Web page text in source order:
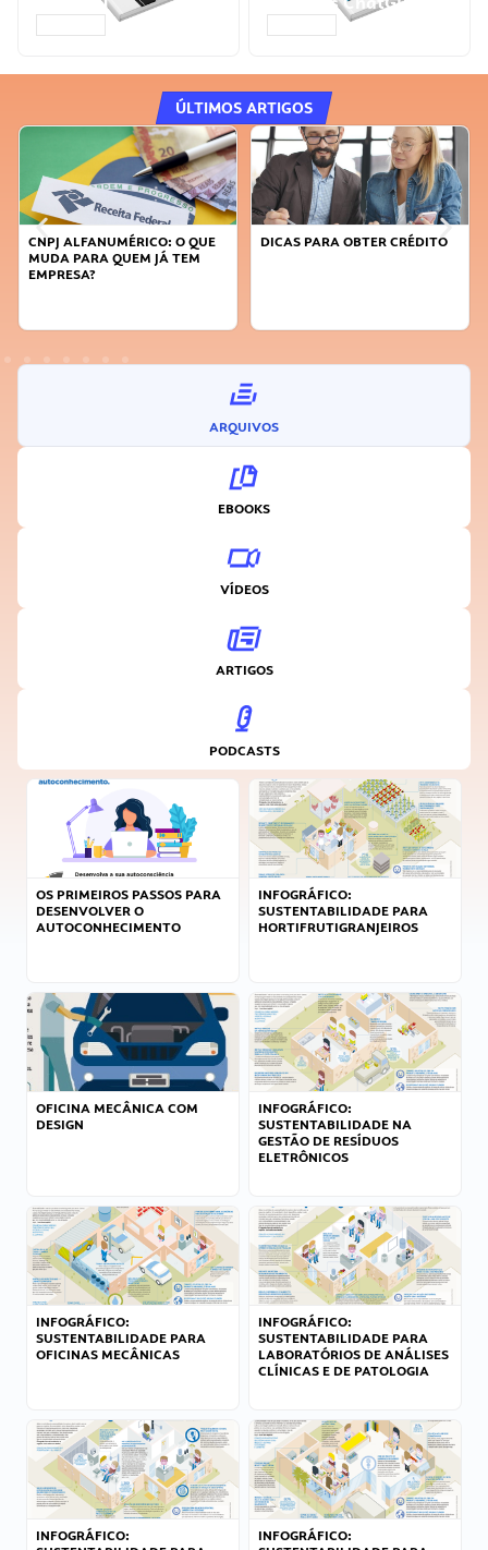
ÚLTIMOS ARTIGOS
CNPJ ALFANUMÉRICO: O QUE
MUDA PARA QUEM JÁ TEM
EMPRESA?
DICAS PARA OBTER CRÉDITO
ARQUIVOS
EBOOKS
VÍDEOS
ARTIGOS
PODCASTS
OS PRIMEIROS PASSOS PARA
DESENVOLVER O
AUTOCONHECIMENTO
INFOGRÁFICO:
SUSTENTABILIDADE PARA
HORTIFRUTIGRANJEIROS
OFICINA MECÂNICA COM
DESIGN
INFOGRÁFICO:
SUSTENTABILIDADE NA
GESTÃO DE RESÍDUOS
ELETRÔNICOS
INFOGRÁFICO:
SUSTENTABILIDADE PARA
OFICINAS MECÂNICAS
INFOGRÁFICO:
SUSTENTABILIDADE PARA
LABORATÓRIOS DE ANÁLISES
CLÍNICAS E DE PATOLOGIA
INFOGRÁFICO:
INFOGRÁFICO: